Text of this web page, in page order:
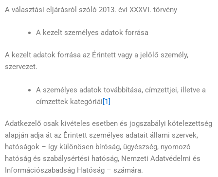
A választási eljárásról szóló 2013. évi XXXVI. törvény
A kezelt személyes adatok forrása
A kezelt adatok forrása az Érintett vagy a jelölő személy,
szervezet.
A személyes adatok továbbítása, címzettjei, illetve a
címzettek kategóriái[1]
Adatkezelő csak kivételes esetben és jogszabályi kötelezettség
alapján adja át az Érintett személyes adatait állami szervek,
hatóságok – így különösen bíróság, ügyészség, nyomozó
hatóság és szabálysértési hatóság, Nemzeti Adatvédelmi és
Információszabadság Hatóság – számára.